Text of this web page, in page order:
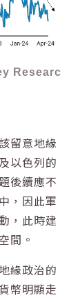
Researc
留意地緣
以色列的
後續應不
，因此軍
，此時建
間。
緣政治的
幣明顯走